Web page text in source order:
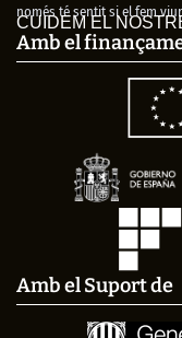
només té sentit si el fem
CUIDEM EL
Amb el
Amb el Suport de